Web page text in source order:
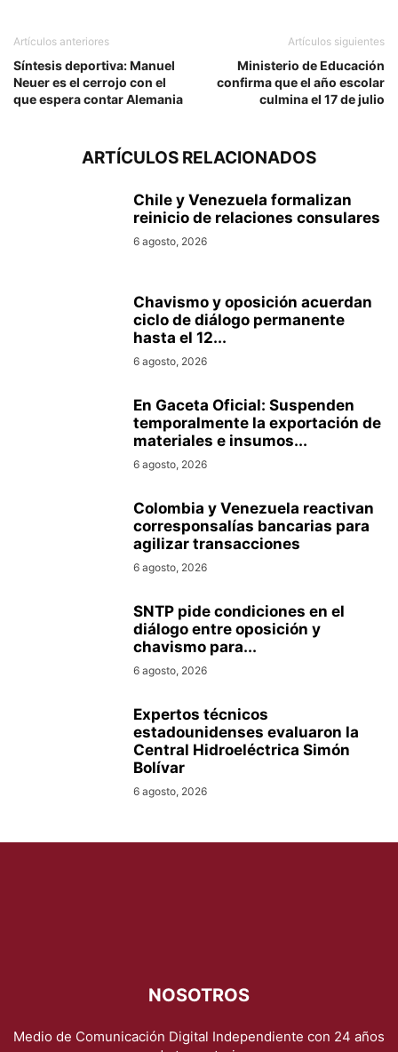
Artículos anteriores
Síntesis deportiva: Manuel
Neuer es el cerrojo con el
que espera contar Alemania
Artículos siguientes
Ministerio de Educación
confirma que el año escolar
culmina el 17 de julio
ARTÍCULOS RELACIONADOS
Chile y Venezuela formalizan
reinicio de relaciones consulares
6 agosto, 2026
Chavismo y oposición acuerdan
ciclo de diálogo permanente
hasta el 12...
6 agosto, 2026
En Gaceta Oficial: Suspenden
temporalmente la exportación de
materiales e insumos...
6 agosto, 2026
Colombia y Venezuela reactivan
corresponsalías bancarias para
agilizar transacciones
6 agosto, 2026
SNTP pide condiciones en el
diálogo entre oposición y
chavismo para...
6 agosto, 2026
Expertos técnicos
estadounidenses evaluaron la
Central Hidroeléctrica Simón
Bolívar
6 agosto, 2026
NOSOTROS
Medio de Comunicación Digital Independiente con 24 años